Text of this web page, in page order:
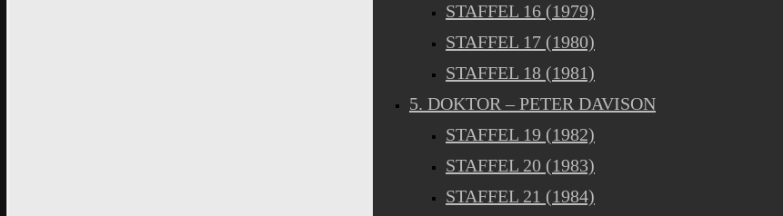
STAFFEL 16 (1979)
STAFFEL 17 (1980)
STAFFEL 18 (1981)
5. DOKTOR – PETER DAVISON
STAFFEL 19 (1982)
STAFFEL 20 (1983)
STAFFEL 21 (1984)